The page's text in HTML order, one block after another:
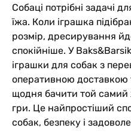
Собаці потрібні задачі
їжа. Коли іграшка
розмір, дресирування
спокійніше. У
іграшки для собак з
оперативною доставкою
щодня бачити той самий
гри. Це найпростіший
собак, безпеку і